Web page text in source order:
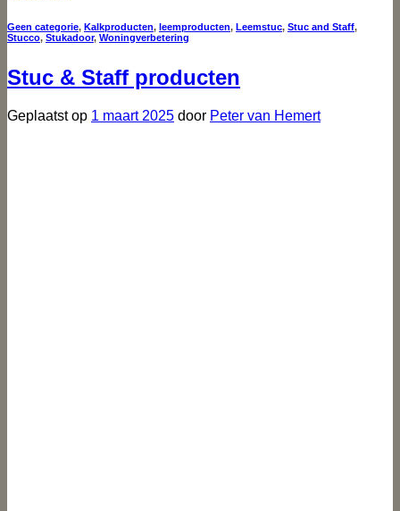
Geen categorie, Kalkproducten, leemproducten, Leemstuc, Stuc and Staff,
Stucco, Stukadoor, Woningverbetering
Stuc & Staff producten
Geplaatst op 1 maart 2025 door Peter van Hemert